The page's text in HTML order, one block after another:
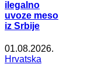
ilegalno
uvoze meso
iz Srbije
01.08.2026.
Hrvatska